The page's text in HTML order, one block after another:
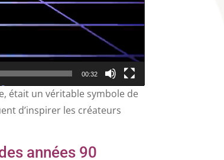
00:32
était un véritable symbole de
d’inspirer les créateurs
années 90